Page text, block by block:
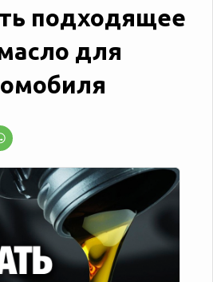
подходящее
для